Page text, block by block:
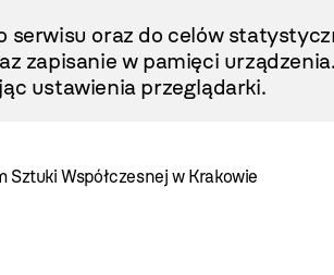
serwisu oraz do celów
zapisanie w pamięci
ustawienia przeglądarki.
Sztuki Współczesnej w Krakowie